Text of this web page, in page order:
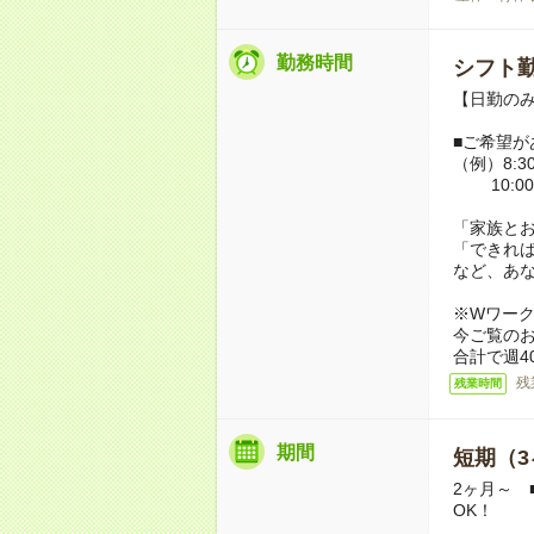
勤務時間 シフト
【日勤の
■ご希望が
（例）
10:00
「家族と
「できれ
など、あ
※Wワー
今ご覧の
合計で週
残業時間 残
期間 短期（
2ヶ月～
OK！